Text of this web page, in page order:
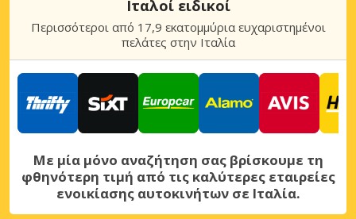
Ιταλοί ειδικοί
Περισσότεροι από 17,9 εκατομμύρια ευχαριστημένοι
πελάτες στην Ιταλία
Με μία μόνο αναζήτηση σας βρίσκουμε τη
φθηνότερη τιμή από τις καλύτερες εταιρείες
ενοικίασης αυτοκινήτων σε Ιταλία.